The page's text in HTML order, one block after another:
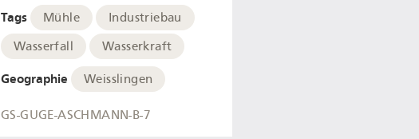
Tags Mühle
Industriebau
Wasserfall
Wasserkraft
Geographie Weisslingen
GS-GUGE-ASCHMANN-B-7